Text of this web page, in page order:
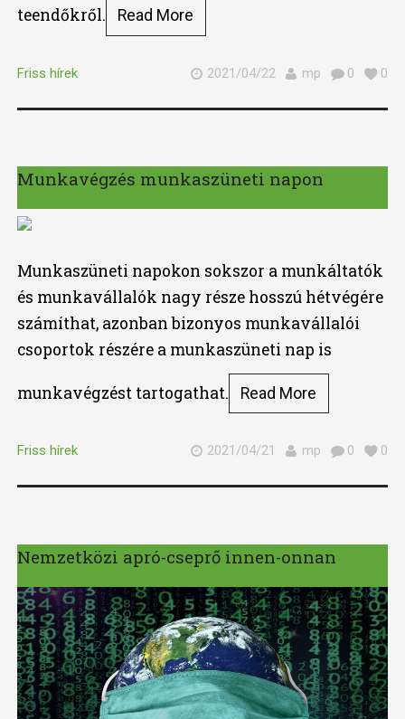
teendőkről. Read More
Friss hírek 2021/04/22 mp 0 0
Munkavégzés munkaszüneti napon
Munkaszüneti napokon sokszor a munkáltatók
és munkavállalók nagy része hosszú hétvégére
számíthat, azonban bizonyos munkavállalói
csoportok részére a munkaszüneti nap is
munkavégzést tartogathat. Read More
Friss hírek 2021/04/21 mp 0 0
Nemzetközi apró-cseprő innen-onnan